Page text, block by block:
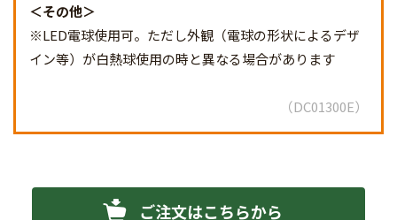
その他
※LED電球使用可。ただし外観（電球の形状によるデザ
イン等）が白熱球使用の時と異なる場合があります
DC01300E
ご注文はこちらから